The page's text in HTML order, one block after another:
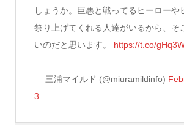
しょうか。巨悪と戦ってるヒーローや
祭り上げてくれる人達がいるから、そ
いのだと思います。 https://t.co/
— 三浦マイルド (@miuramildinfo)
3